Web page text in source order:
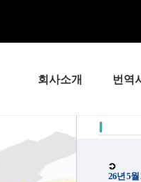
회사소개 번역
26년 5